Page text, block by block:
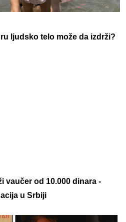
ljudsko telo može da izdrži?
vaučer od 10.000 dinara -
u Srbiji